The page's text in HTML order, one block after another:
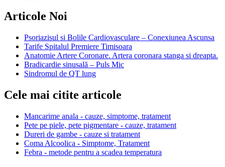
Articole Noi
Psoriazisul si Bolile Cardiovasculare – Conexiunea Ascunsa
Tarife Spitalul Premiere Timisoara
Anatomie Artere Coronare. Artera coronara stanga si dreapta.
Bradicardie sinusală – Puls Mic
Sindromul de QT lung
Cele mai citite articole
Mancarime anala - cauze, simptome, tratament
Pete pe piele, pete pigmentare - cauze, tratament
Dureri de gambe - cauze si tratament
Coma Alcoolica - Simptome, Tratament
Febra - metode pentru a scadea temperatura